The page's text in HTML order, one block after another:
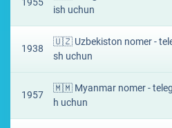
ish uchun
1938
🇺🇿 Uzbekiston nomer -
sh uchun
1957
🇲🇲 Myanmar nomer -
h uchun